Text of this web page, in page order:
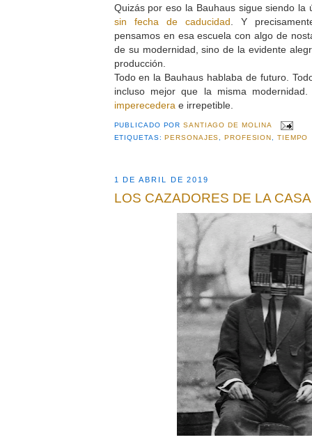
Quizás por eso la Bauhaus sigue siendo la
sin fecha de caducidad . Y
pensamos en esa escuela con algo de
de su modernidad, sino de la evidente
producción.
Todo en la Bauhaus hablaba de futuro.
incluso mejor que la misma
imperecedera e irrepetible.
PUBLICADO PORSANTIAGO DE MOLINA
ETIQUETAS:PERSONAJES,PROFESION, TIEMPO
1 DE ABRIL DE 2019
LOS CAZADORES DE LA CASA